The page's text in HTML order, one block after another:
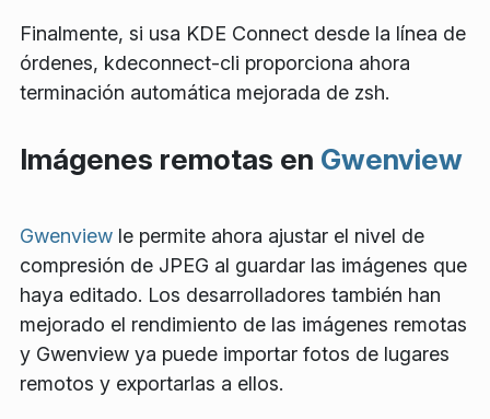
Finalmente, si usa KDE Connect desde la línea de
órdenes, kdeconnect-cli proporciona ahora
terminación automática mejorada de zsh.
Imágenes remotas en Gwenview
Gwenview le permite ahora ajustar el nivel de
compresión de JPEG al guardar las imágenes que
haya editado. Los desarrolladores también han
mejorado el rendimiento de las imágenes remotas
y Gwenview ya puede importar fotos de lugares
remotos y exportarlas a ellos.